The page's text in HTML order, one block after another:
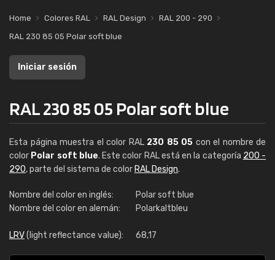
Home Colores RAL RAL Design
RAL 200 - 290
RAL 230 85 05 Polar soft blue
Iniciar sesión
RAL 230 85 05 Polar soft blue
Esta página muestra el color RAL 230 85 05 con el nombre de
color Polar soft blue. Este color RAL está en la categoría 200 -
290, parte del sistema de color RAL Design.
Nombre del color en inglés:
Polar soft blue
Nombre del color en alemán:
Polarkaltbleu
LRV(light reflectance value): 68,17